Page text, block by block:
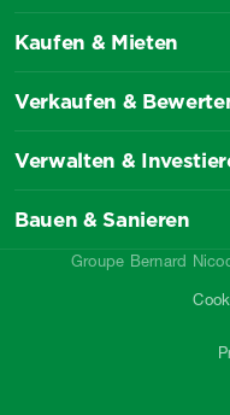
Kaufen & Mieten
Verkaufen &
Verwalten &
Bauen & Sanieren
Groupe Bernard